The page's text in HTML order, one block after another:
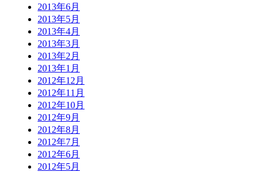
2013年6月
2013年5月
2013年4月
2013年3月
2013年2月
2013年1月
2012年12月
2012年11月
2012年10月
2012年9月
2012年8月
2012年7月
2012年6月
2012年5月